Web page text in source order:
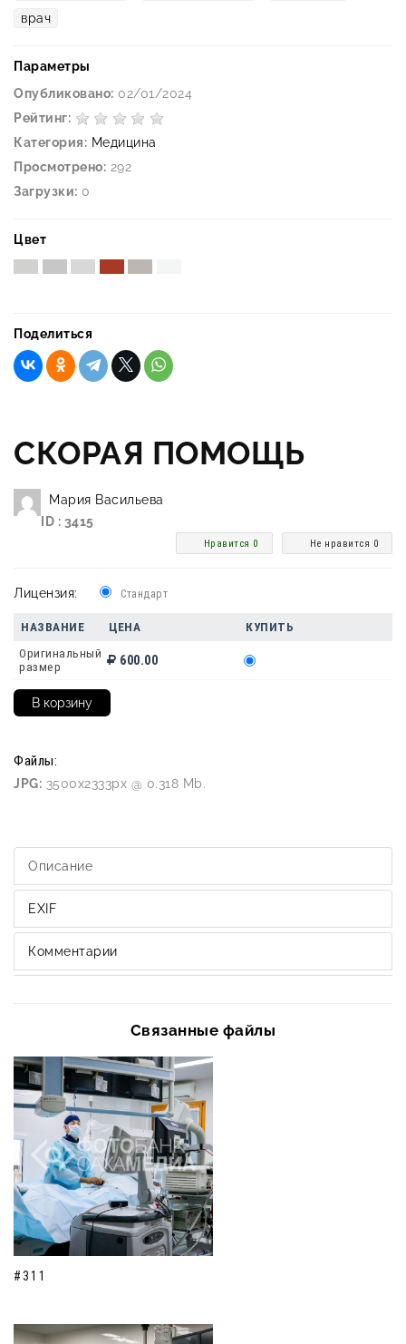
врач
Параметры
Опубликовано: 02/01/2024
Рейтинг:
Категория: Медицина
Просмотрено: 292
Загрузки: 0
Цвет
Поделиться
СКОРАЯ ПОМОЩЬ
Мария Васильева
ID : 3415
Не нравится 0
Нравится 0
Лицензия: Стандарт
НАЗВАНИЕ ЦЕНА
КУПИТЬ
Оригинальный
размер
600.00
Файлы:
JPG: 3500x2333px @ 0.318 Mb.
Описание
EXIF
Комментарии
Связанные файлы
#311